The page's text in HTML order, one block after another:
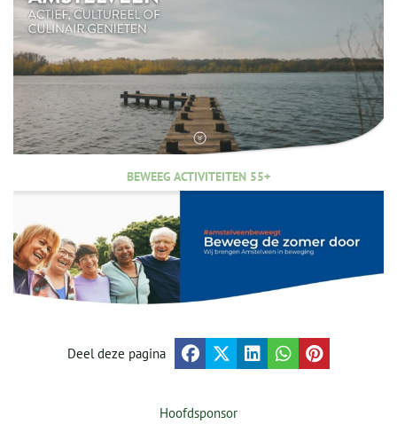
BEWEEG ACTIVITEITEN 55+
Deel deze pagina
Hoofdsponsor